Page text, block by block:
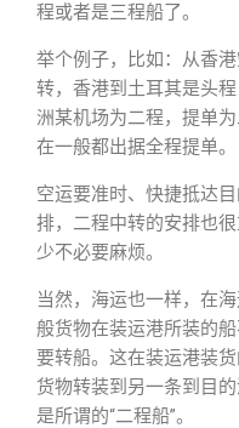
程或者是三程船了。
举个例子，比如：从香
转，香港到土耳其是头
洲某机场为二程，提单
在一般都出据全程提单。
空运要准时、快捷抵达
排，二程中转的安排也
少不必要麻烦。
当然，海运也一样，在
般货物在装运港所装的
要转船。这在装运港装
货物转装到另一条到目
是所谓的“二程船”。